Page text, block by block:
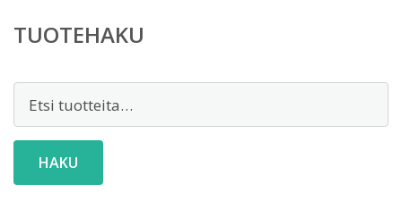
TUOTEHAKU
HAKU